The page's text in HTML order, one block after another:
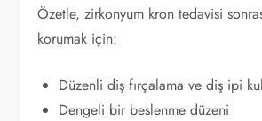
Özetle, zirkonyum kron tedavisi
korumak için:
Düzenli diş fırçalama ve diş ipi
Dengeli bir beslenme düzeni